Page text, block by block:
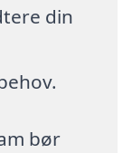
din
bør